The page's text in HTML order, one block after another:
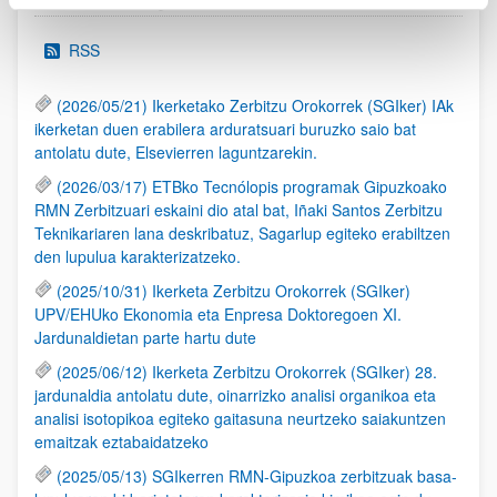
RSS
(2026/05/21) Ikerketako Zerbitzu Orokorrek (SGIker) IAk
ikerketan duen erabilera arduratsuari buruzko saio bat
antolatu dute, Elsevierren laguntzarekin.
(2026/03/17) ETBko Tecnólopis programak Gipuzkoako
RMN Zerbitzuari eskaini dio atal bat, Iñaki Santos Zerbitzu
Teknikariaren lana deskribatuz, Sagarlup egiteko erabiltzen
den lupulua karakterizatzeko.
(2025/10/31) Ikerketa Zerbitzu Orokorrek (SGIker)
UPV/EHUko Ekonomia eta Enpresa Doktoregoen XI.
Jardunaldietan parte hartu dute
(2025/06/12) Ikerketa Zerbitzu Orokorrek (SGIker) 28.
jardunaldia antolatu dute, oinarrizko analisi organikoa eta
analisi isotopikoa egiteko gaitasuna neurtzeko saiakuntzen
emaitzak eztabaidatzeko
(2025/05/13) SGIkerren RMN-Gipuzkoa zerbitzuak basa-